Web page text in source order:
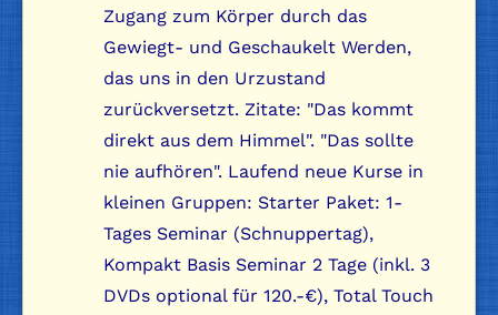
Zugang zum Körper durch das
Gewiegt- und Geschaukelt Werden,
das uns in den Urzustand
zurückversetzt. Zitate: "Das kommt
direkt aus dem Himmel". "Das sollte
nie aufhören". Laufend neue Kurse in
kleinen Gruppen: Starter Paket: 1-
Tages Seminar (Schnuppertag),
Kompakt Basis Seminar 2 Tage (inkl. 3
DVDs optional für 120.-€), Total Touch